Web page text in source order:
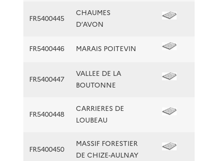
FR5400445
CHAUMES
D’AVON
FR5400446 MARAIS POITEVIN
FR5400447
VALLEE DE LA
BOUTONNE
FR5400448
CARRIERES DE
LOUBEAU
FR5400450
MASSIF FORESTIER
DE CHIZE-AULNAY